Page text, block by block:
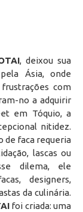
, deixou sua
Ásia, onde
com
no a adquirir
em Tóquio, a
nitidez.
de faca requeria
lascas ou
dilema, ele
designers,
da culinária.
foi criada: uma